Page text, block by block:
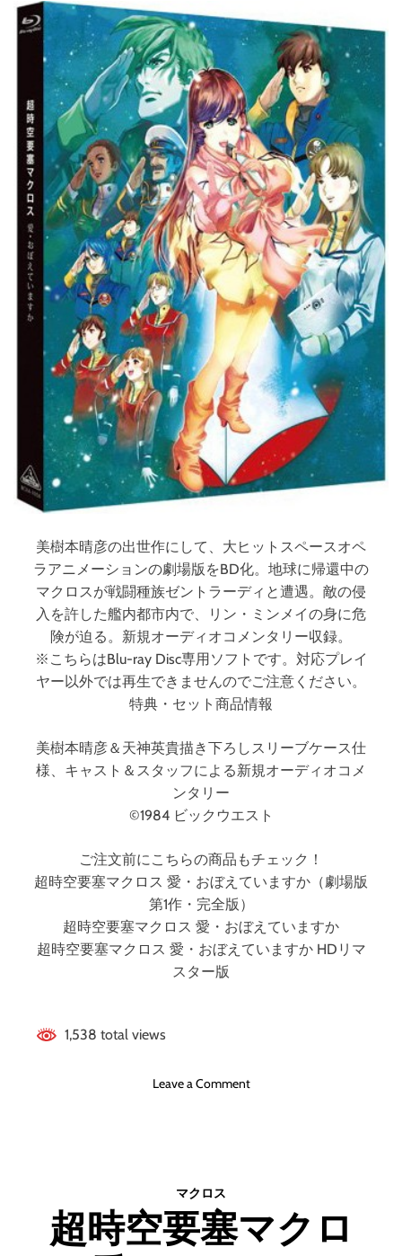
a
k
u
r
e
E
d
i
t
i
o
n
（
特
装
限
定
版
（
ブ
ル
ー
デ
ィ
ス
）
美樹本晴彦の出世作にして、大ヒットスペースオペ
ラアニメーションの劇場版をBD化。地球に帰還中の
マクロスが戦闘種族ゼントラーディと遭遇。敵の侵
入を許した艦内都市内で、リン・ミンメイの身に危
険が迫る。新規オーディオコメンタリー収録。
※こちらはBlu-ray Disc専用ソフトです。対応プレイ
ヤー以外では再生できませんのでご注意ください。
特典・セット商品情報
美樹本晴彦＆天神英貴描き下ろしスリーブケース仕
様、キャスト＆スタッフによる新規オーディオコメ
ンタリー
©1984 ビックウエスト
ご注文前にこちらの商品もチェック！
超時空要塞マクロス 愛・おぼえていますか（劇場版
第1作・完全版）
超時空要塞マクロス 愛・おぼえていますか
超時空要塞マクロス 愛・おぼえていますか HDリマ
スター版
1,538 total views
Leave a Commento
マ
ク
マクロス
超時空要塞マクロ